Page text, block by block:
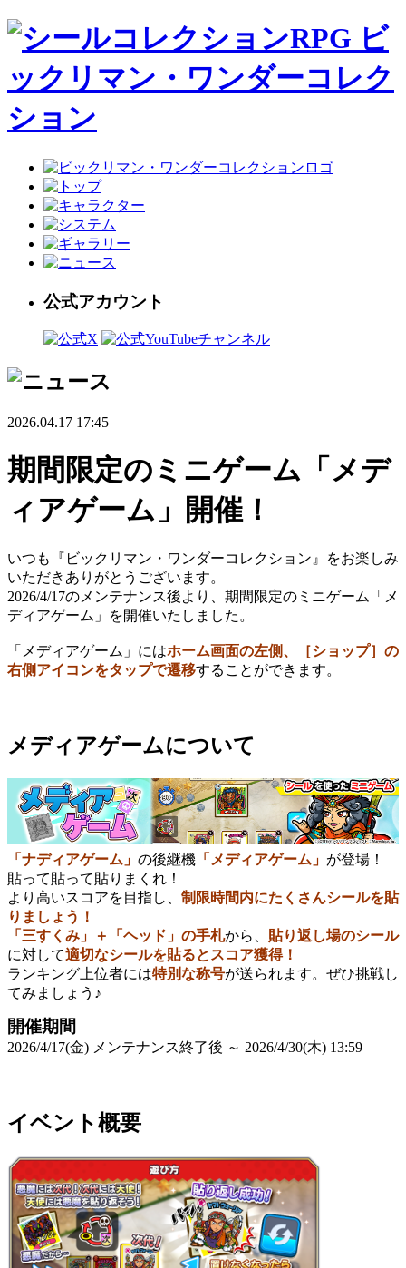
公式アカウント
2026.04.17 17:45
期間限定のミニゲーム「メデ
ィアゲーム」開催！
いつも『ビックリマン・ワンダーコレクション』をお楽しみ
いただきありがとうございます。
2026/4/17のメンテナンス後より、期間限定のミニゲーム「メ
ディアゲーム」を開催いたしました。
「メディアゲーム」にはホーム画面の左側、［ショップ］の
右側アイコンをタップで遷移することができます。
メディアゲームについて
「ナディアゲーム」 の後継機 「メディアゲーム」 が登場！
貼って貼って貼りまくれ！
より高いスコアを目指し、 制限時間内にたくさんシールを貼
りましょう！
「三すくみ」＋「ヘッド」の手札から、 貼り返し場のシール
に対して適切なシールを貼るとスコア獲得！
ランキング上位者には特別な称号が送られます。ぜひ挑戦し
てみましょう♪
開催期間
2026/4/17(金) メンテナンス終了後 ～ 2026/4/30(木) 13:59
イベント概要